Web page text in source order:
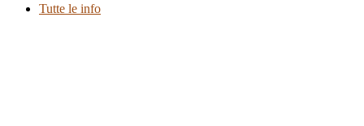
Tutte le info